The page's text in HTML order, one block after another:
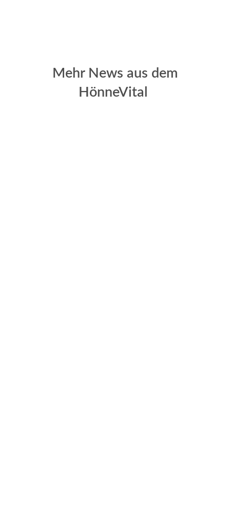
Mehr News aus dem
HönneVital